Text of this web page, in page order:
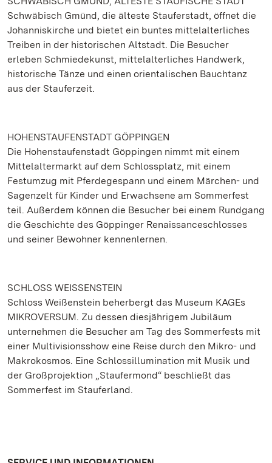
Schwäbisch Gmünd, die älteste Stauferstadt, öffnet die
Johanniskirche und bietet ein buntes mittelalterliches
Treiben in der historischen Altstadt. Die Besucher
erleben Schmiedekunst, mittelalterliches Handwerk,
historische Tänze und einen orientalischen Bauchtanz
aus der Stauferzeit.
HOHENSTAUFENSTADT GÖPPINGEN
Die Hohenstaufenstadt Göppingen nimmt mit einem
Mittelaltermarkt auf dem Schlossplatz, mit einem
Festumzug mit Pferdegespann und einem Märchen- und
Sagenzelt für Kinder und Erwachsene am Sommerfest
teil. Außerdem können die Besucher bei einem Rundgang
die Geschichte des Göppinger Renaissanceschlosses
und seiner Bewohner kennenlernen.
SCHLOSS WEISSENSTEIN
Schloss Weißenstein beherbergt das Museum KAGEs
MIKROVERSUM. Zu dessen diesjährigem Jubiläum
unternehmen die Besucher am Tag des Sommerfests mit
einer Multivisionsshow eine Reise durch den Mikro- und
Makrokosmos. Eine Schlossillumination mit Musik und
der Großprojektion „Staufermond“ beschließt das
Sommerfest im Stauferland.